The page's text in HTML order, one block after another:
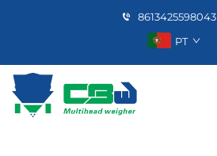
8613425598043
PT